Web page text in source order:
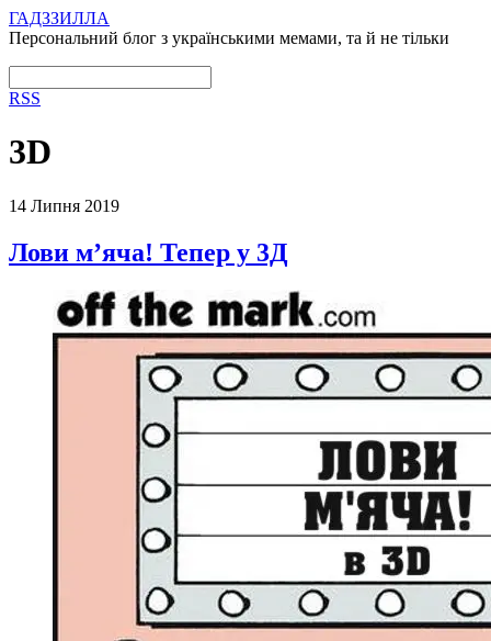
ГАДЗЗИЛЛА
Персональний блог з українськими мемами, та й не тільки
RSS
3D
14 Липня 2019
Лови м’яча! Тепер у 3Д